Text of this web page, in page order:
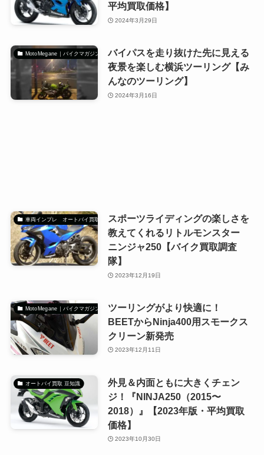
平均買取価格】
2024年3月29日
MotoMegane｜バイクマガジン
バイパスを走り抜けた先に見える
夜景を楽しむ横浜ツーリング【み
んなのツーリング】
2024年3月16日
車両インプレ オートバイ買取調査隊スポーツライディングの楽しさを
教えてくれるリトルモンスター
ニンジャ250【バイク買取調査
隊】
2023年12月19日
MotoMegane｜バイクマガジン
ツーリングがより快適に！
BEETからNinja400用スモークス
クリーン新発売
2023年12月11日
オートバイ買取 豆知識
外見＆内面ともに大きくチェン
ジ！『NINJA250（2015〜
2018）』【2023年版・平均買取
価格】
2023年10月30日